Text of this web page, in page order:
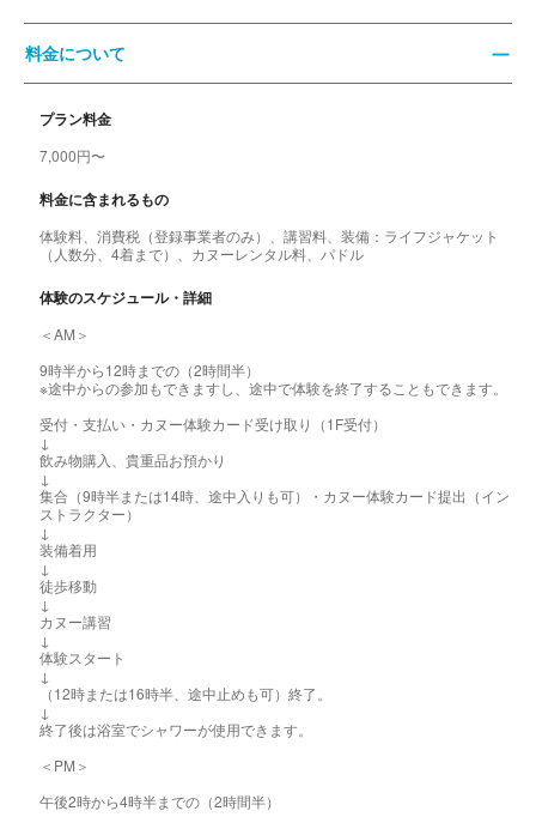
料金について
プラン料金
7,000円〜
料金に含まれるもの
体験料、消費税（登録事業者のみ）、講習料、装備：ライフジャケット
（人数分、4着まで）、カヌーレンタル料、パドル
体験のスケジュール・詳細
＜AM＞
9時半から12時までの（2時間半）
※途中からの参加もできますし、途中で体験を終了することもできます。
受付・支払い・カヌー体験カード受け取り（1F受付）
↓
飲み物購入、貴重品お預かり
↓
集合（9時半または14時、途中入りも可）・カヌー体験カード提出（イン
ストラクター）
↓
装備着用
↓
徒歩移動
↓
カヌー講習
↓
体験スタート
↓
（12時または16時半、途中止めも可）終了。
↓
終了後は浴室でシャワーが使用できます。
＜PM＞
午後2時から4時半までの（2時間半）